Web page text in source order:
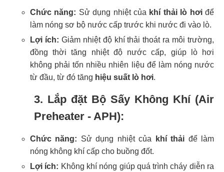
Chức năng: Sử dụng nhiệt của khí thải lò hơiđể
làm nóng sơ bộ nước cấp trước khi nước đi vào lò.
Lợi ích: Giảm nhiệt độ khí thải thoát ra môi trường,
đồng thời tăng nhiệt độ nước cấp, giúp lò hơi
không phải tốn nhiều nhiên liệu để làm nóng nước
từ đầu, từ đó tăng hiệu suất lò hơi.
3. Lắp đặt Bộ Sấy Không Khí (Air
Preheater - APH):
Chức năng: Sử dụng nhiệt của khí thải để làm
nóng không khí cấp cho buồng đốt.
Lợi ích: Không khí nóng giúp quá trình cháy diễn ra